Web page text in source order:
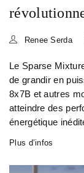
Renee Serda
Le Sparse
de grandir en
8x7B et autres
atteindre des
énergétique
Plus d’infos